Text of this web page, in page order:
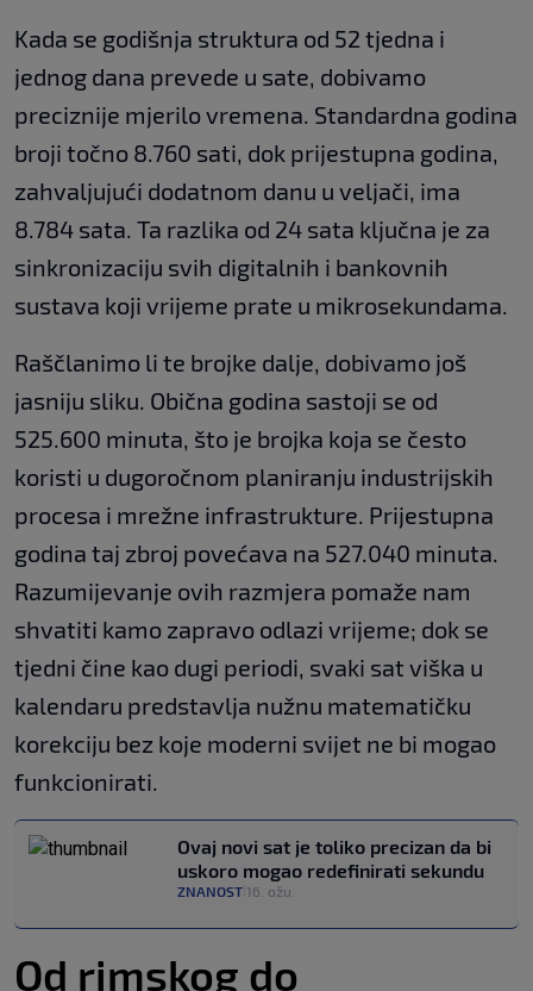
Kada se godišnja struktura od 52 tjedna i
jednog dana prevede u sate, dobivamo
preciznije mjerilo vremena. Standardna godina
broji točno 8.760 sati, dok prijestupna godina,
zahvaljujući dodatnom danu u veljači, ima
8.784 sata. Ta razlika od 24 sata ključna je za
sinkronizaciju svih digitalnih i bankovnih
sustava koji vrijeme prate u mikrosekundama.
Raščlanimo li te brojke dalje, dobivamo još
jasniju sliku. Obična godina sastoji se od
525.600 minuta, što je brojka koja se često
koristi u dugoročnom planiranju industrijskih
procesa i mrežne infrastrukture. Prijestupna
godina taj zbroj povećava na 527.040 minuta.
Razumijevanje ovih razmjera pomaže nam
shvatiti kamo zapravo odlazi vrijeme; dok se
tjedni čine kao dugi periodi, svaki sat viška u
kalendaru predstavlja nužnu matematičku
korekciju bez koje moderni svijet ne bi mogao
funkcionirati.
Ovaj novi sat je toliko precizan da bi
uskoro mogao redefinirati sekundu
ZNANOST 16. ožu.
Od rimskog do